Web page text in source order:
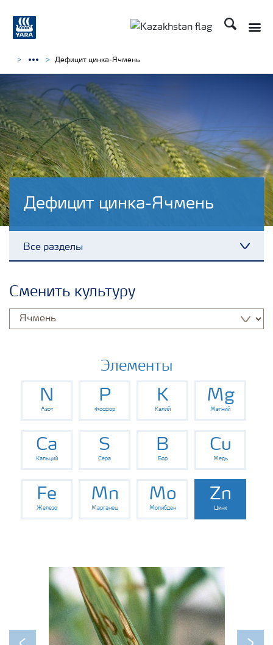
Поиск
Дефицит цинка-Ячмень
Все разделы
Культуры
Инструменты и сервисы
Хранение удобрений и их безопасность
Дефицит цинка-Ячмень
Сменить культуру
Элементы
N
Азот
P
Фосфор
K
Калий
Mg
Магний
Ca
Кальций
S
Сера
B
Бор
Cu
Медь
Fe
Железо
Mn
Марганец
Mo
Молибден
Zn
Цинк